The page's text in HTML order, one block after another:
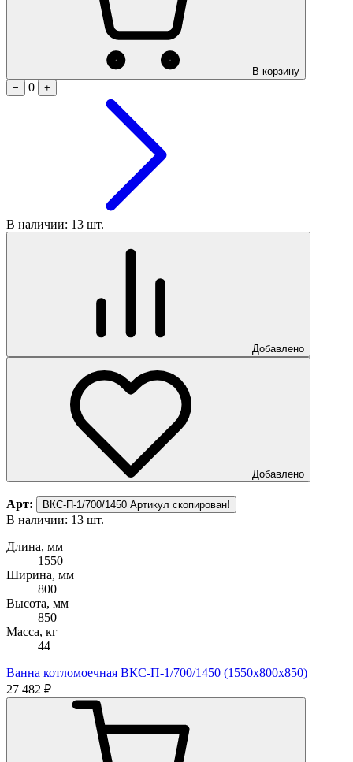
В корзину
−
0 +
В наличии: 13 шт.
Добавлено
Добавлено
Арт: ВКС-П-1/700/1450 Артикул скопирован!
В наличии: 13 шт.
Длина, мм
1550
Ширина, мм
800
Высота, мм
850
Масса, кг
44
Ванна котломоечная ВКС-П-1/700/1450 (1550х800х850)
27 482 ₽